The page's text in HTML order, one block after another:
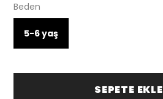
Beden
5-6 yaş
SEPETE EKLE